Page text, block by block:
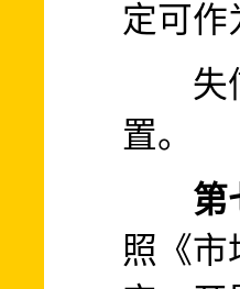
定可作
失信
置。
第
照《市